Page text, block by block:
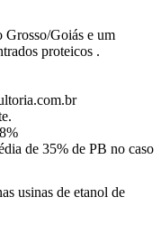
Goiás e um
proteicos .
de 35% de PB no caso
usinas de etanol de